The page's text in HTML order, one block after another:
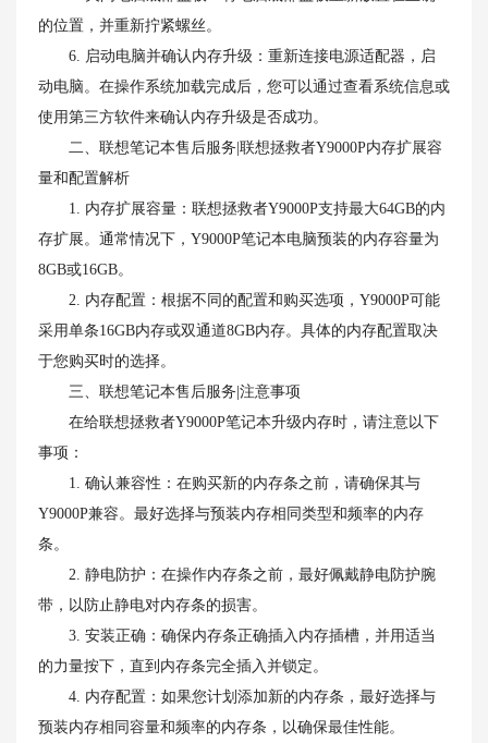
的位置，并重新拧紧螺丝。
6. 启动电脑并确认内存升级：重新连接电源适配器，启
动电脑。在操作系统加载完成后，您可以通过查看系统信息或
使用第三方软件来确认内存升级是否成功。
二、联想笔记本售后服务|联想拯救者Y9000P内存扩展容
量和配置解析
1. 内存扩展容量：联想拯救者Y9000P支持最大64GB的内
存扩展。通常情况下，Y9000P笔记本电脑预装的内存容量为
8GB或16GB。
2. 内存配置：根据不同的配置和购买选项，Y9000P可能
采用单条16GB内存或双通道8GB内存。具体的内存配置取决
于您购买时的选择。
三、联想笔记本售后服务|注意事项
在给联想拯救者Y9000P笔记本升级内存时，请注意以下
事项：
1. 确认兼容性：在购买新的内存条之前，请确保其与
Y9000P兼容。最好选择与预装内存相同类型和频率的内存
条。
2. 静电防护：在操作内存条之前，最好佩戴静电防护腕
带，以防止静电对内存条的损害。
3. 安装正确：确保内存条正确插入内存插槽，并用适当
的力量按下，直到内存条完全插入并锁定。
4. 内存配置：如果您计划添加新的内存条，最好选择与
预装内存相同容量和频率的内存条，以确保最佳性能。